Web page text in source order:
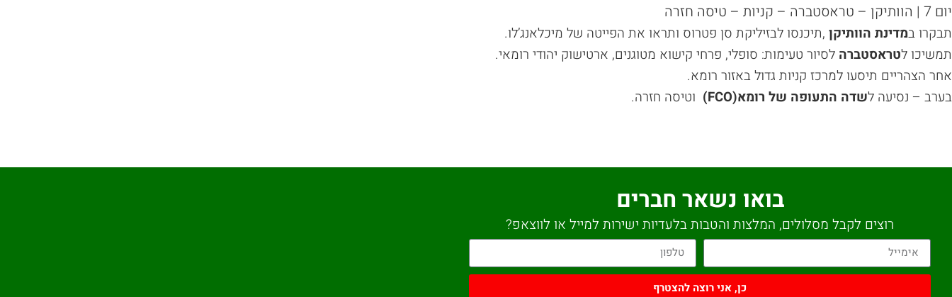
יום 7 | הוותיקן – טראסטברה – קניות – טיסה חזרה
תבקרו במדינת הוותיקן ,תיכנסו לבזיליקת סן פטרוס ותראו את הפייטה של מיכלאנג’לו.
תמשיכו לטראסטברה לסיור טעימות: סופלי, פרחי קישוא מטוגנים, ארטישוק יהודי רומאי.
אחר הצהריים תיסעו למרכז קניות גדול באזור רומא.
בערב – נסיעה לשדה התעופה של רומא(FCO) וטיסה חזרה.
בואו נשאר חברים
רוצים לקבל מסלולים, המלצות והטבות בלעדיות ישירות למייל או לווצאפ?
כן, אני רוצה להצטרף